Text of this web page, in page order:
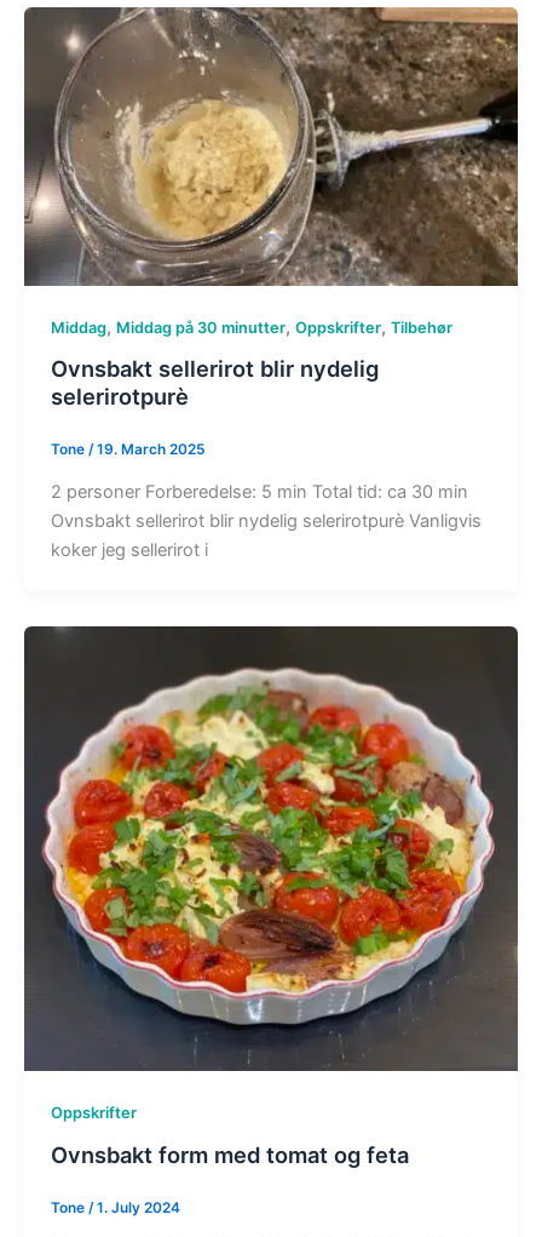
Middag, Middag på 30 minutter, Oppskrifter, Tilbehør
Ovnsbakt sellerirot blir nydelig
selerirotpurè
Tone /19. March 2025
2 personer Forberedelse: 5 min Total tid: ca 30 min
Ovnsbakt sellerirot blir nydelig selerirotpurè Vanligvis
koker jeg sellerirot i
Oppskrifter
Ovnsbakt form med tomat og feta
Tone /1. July 2024